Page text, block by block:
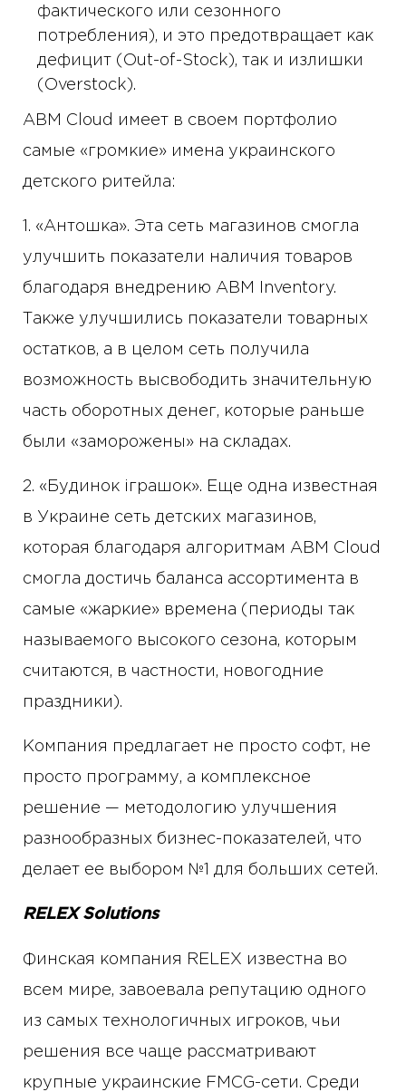
фактического или сезонного
потребления), и это предотвращает как
дефицит (Out-of-Stock), так и излишки
(Overstock).
ABM Cloud имеет в своем портфолио
самые «громкие» имена украинского
детского ритейла:
1. «Антошка». Эта сеть магазинов смогла
улучшить показатели наличия товаров
благодаря внедрению ABM Inventory.
Также улучшились показатели товарных
остатков, а в целом сеть получила
возможность высвободить значительную
часть оборотных денег, которые раньше
были «заморожены» на складах.
2. «Будинок іграшок». Еще одна известная
в Украине сеть детских магазинов,
которая благодаря алгоритмам ABM Cloud
смогла достичь баланса ассортимента в
самые «жаркие» времена (периоды так
называемого высокого сезона, которым
считаются, в частности, новогодние
праздники).
Компания предлагает не просто софт, не
просто программу, а комплексное
решение — методологию улучшения
разнообразных бизнес-показателей, что
делает ее выбором №1 для больших сетей.
RELEX Solutions
Финская компания RELEX известна во
всем мире, завоевала репутацию одного
из самых технологичных игроков, чьи
решения все чаще рассматривают
крупные украинские FMCG-сети. Среди